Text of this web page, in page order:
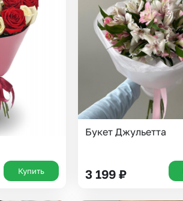
Insta букеты
Хиты продаж
Новинки
Все категории
Купить
Букет Джульетта
3 199 ₽